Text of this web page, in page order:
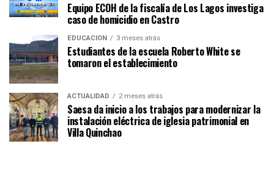
Equipo ECOH de la fiscalía de Los Lagos investiga
caso de homicidio en Castro
EDUCACIÓN 3 meses atrás
Estudiantes de la escuela Roberto White se
tomaron el establecimiento
ACTUALIDAD 2 meses atrás
Saesa da inicio a los trabajos para modernizar la
instalación eléctrica de iglesia patrimonial en
Villa Quinchao